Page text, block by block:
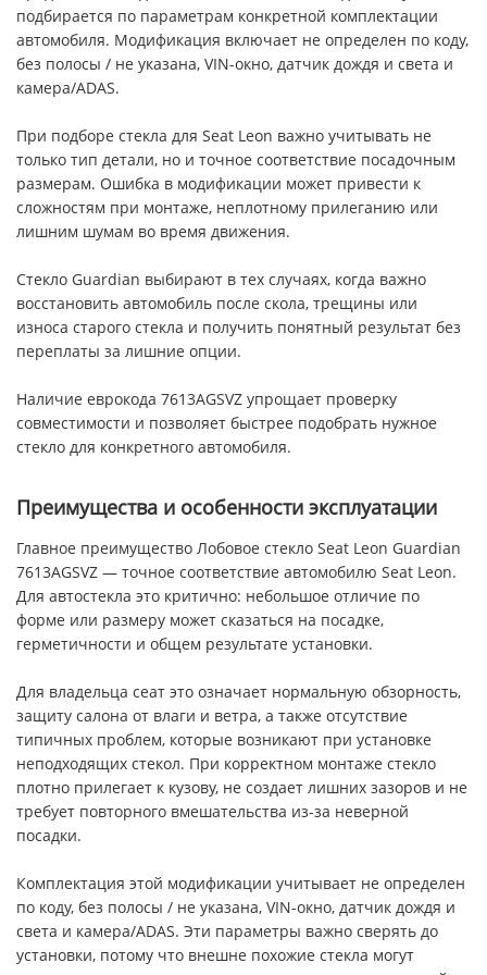
подбирается по параметрам конкретной комплектации
автомобиля. Модификация включает не определен по коду,
без полосы / не указана, VIN-окно, датчик дождя и света и
камера/ADAS.
При подборе стекла для Seat Leon важно учитывать не
только тип детали, но и точное соответствие посадочным
размерам. Ошибка в модификации может привести к
сложностям при монтаже, неплотному прилеганию или
лишним шумам во время движения.
Стекло Guardian выбирают в тех случаях, когда важно
восстановить автомобиль после скола, трещины или
износа старого стекла и получить понятный результат без
переплаты за лишние опции.
Наличие еврокода 7613AGSVZ упрощает проверку
совместимости и позволяет быстрее подобрать нужное
стекло для конкретного автомобиля.
Преимущества и особенности эксплуатации
Главное преимущество Лобовое стекло Seat Leon Guardian
7613AGSVZ — точное соответствие автомобилю Seat Leon.
Для автостекла это критично: небольшое отличие по
форме или размеру может сказаться на посадке,
герметичности и общем результате установки.
Для владельца сеат это означает нормальную обзорность,
защиту салона от влаги и ветра, а также отсутствие
типичных проблем, которые возникают при установке
неподходящих стекол. При корректном монтаже стекло
плотно прилегает к кузову, не создает лишних зазоров и не
требует повторного вмешательства из-за неверной
посадки.
Комплектация этой модификации учитывает не определен
по коду, без полосы / не указана, VIN-окно, датчик дождя и
света и камера/ADAS. Эти параметры важно сверять до
установки, потому что внешне похожие стекла могут